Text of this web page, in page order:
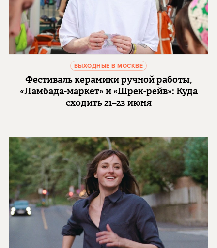
ВЫХОДНЫЕ В МОСКВЕ
Фестиваль керамики ручной работы,
«Ламбада-маркет» и «Шрек-рейв»: Куда
сходить 21–23 июня